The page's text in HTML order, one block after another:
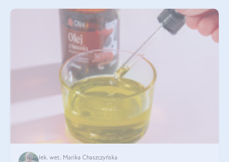
lek. wet. Marika Chaszczyńska